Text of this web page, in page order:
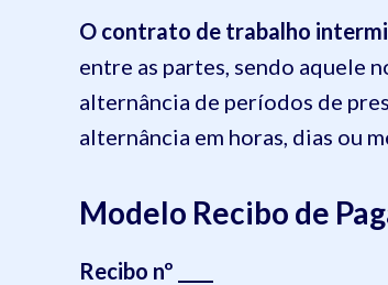
O contrato de trabalho
entre as partes, sendo aquele
alternância de períodos de
alternância em horas, dias ou
Modelo Recibo de
Recibo nº ____